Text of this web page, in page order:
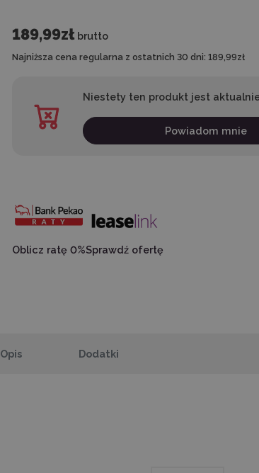
189,99zł brutto
Najniższa cena regularna z ostatnich 30 dni: 189,99zł
Niestety ten produkt jest
Powiadom mnie
Oblicz ratę 0%Sprawdź ofertę
Opis Dodatki